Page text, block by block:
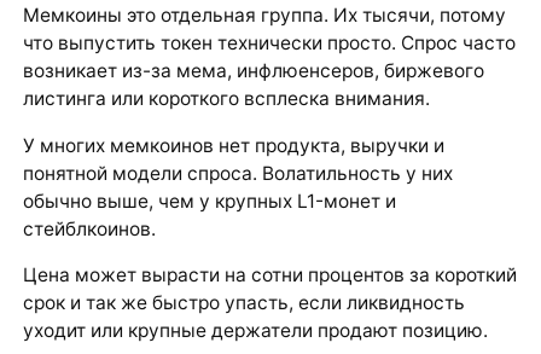
Мемкоины это отдельная группа. Их тысячи, потому
что выпустить токен технически просто. Спрос часто
возникает из-за мема, инфлюенсеров, биржевого
листинга или короткого всплеска внимания.
У многих мемкоинов нет продукта, выручки и
понятной модели спроса. Волатильность у них
обычно выше, чем у крупных L1-монет и
стейблкоинов.
Цена может вырасти на сотни процентов за короткий
срок и так же быстро упасть, если ликвидность
уходит или крупные держатели продают позицию.